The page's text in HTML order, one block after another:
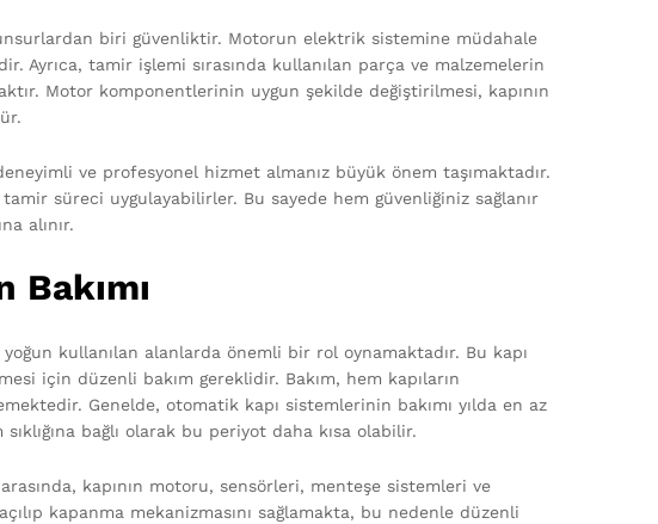
biri güvenliktir. Motorun elektrik sistemine müdahale
Ayrıca, tamir işlemi sırasında kullanılan parça ve malzemelerin
Motor komponentlerinin uygun şekilde değiştirilmesi, kapının
ve profesyonel hizmet almanız büyük önem taşımaktadır.
süreci uygulayabilirler. Bu sayede hem güvenliğiniz sağlanır
alınır.
kullanılan alanlarda önemli bir rol oynamaktadır. Bu kapı
için düzenli bakım gereklidir. Bakım, hem kapıların
Genelde, otomatik kapı sistemlerinin bakımı yılda en az
bağlı olarak bu periyot daha kısa olabilir.
kapının motoru, sensörleri, menteşe sistemleri ve
kapanma mekanizmasını sağlamakta, bu nedenle düzenli